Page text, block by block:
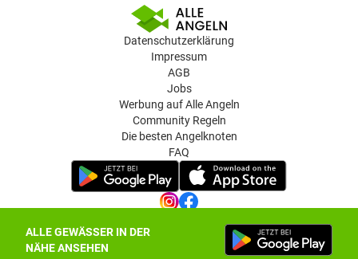
ALLE GEWÄSSER IN DER
NÄHE ANSEHEN
Datenschutzerklärung
Impressum
AGB
Jobs
Werbung auf Alle Angeln
Community Regeln
Die besten Angelknoten
FAQ
Datenschutz-Einstellungen